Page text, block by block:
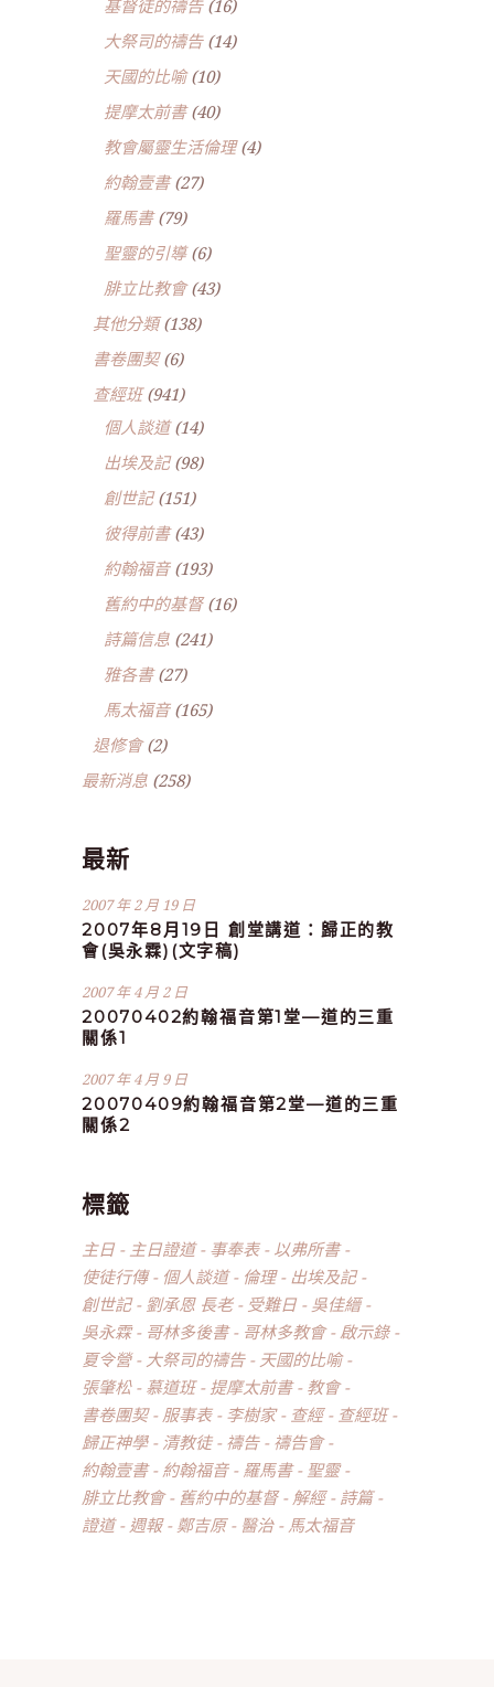
基督徒的禱告(16)
大祭司的禱告(14)
天國的比喻(10)
提摩太前書(40)
教會屬靈生活倫理(4)
約翰壹書(27)
羅馬書(79)
聖靈的引導(6)
腓立比教會(43)
其他分類(138)
書卷團契(6)
查經班(941)
個人談道(14)
出埃及記(98)
創世記(151)
彼得前書(43)
約翰福音(193)
舊約中的基督(16)
詩篇信息 (241)
雅各書(27)
馬太福音(165)
退修會(2)
最新消息 (258)
最新
2007 年 2 月 19 日
2007年8月19日 創堂講道：歸正的教
會(吳永霖)(文字稿)
2007 年 4 月 2 日
20070402約翰福音第1堂—道的三重
關係1
2007 年 4 月 9 日
20070409約翰福音第2堂—道的三重
關係2
標籤
主日 主日證道 事奉表
以弗所書
使徒行傳
個人談道 倫理
出埃及記
創世記
劉承恩 長老 受難日
吳佳縉
吳永霖
哥林多後書 哥林多教會
啟示錄
夏令營
大祭司的禱告
天國的比喻
張肇松
慕道班 提摩太前書
教會
書卷團契
服事表 李樹家 查經
查經班
歸正神學
清教徒 禱告
禱告會
約翰壹書
約翰福音 羅馬書
聖靈
腓立比教會
舊約中的基督 解經
詩篇
證道
週報 鄭吉原 醫治 馬太福音